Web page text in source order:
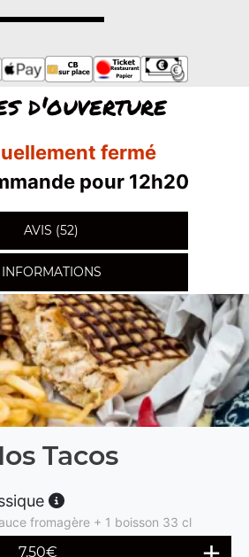
d'ouverture
fermé
pour 12h20
AVIS (52)
INFORMATIONS
Tacos
fromagère + 1 boisson 33 cl
7.50€